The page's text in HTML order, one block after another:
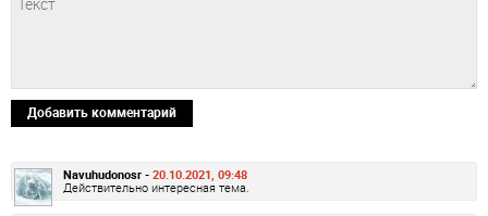
Добавить комментарий
Navuhudonosr - 20.10.2021, 09:48
Действительно интересная тема.